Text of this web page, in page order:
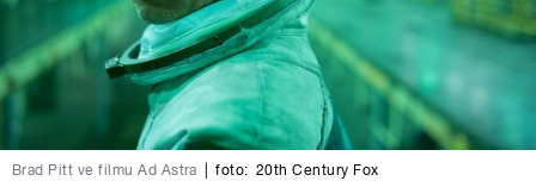
Brad Pitt ve filmu Ad Astra foto: 20th Century Fox